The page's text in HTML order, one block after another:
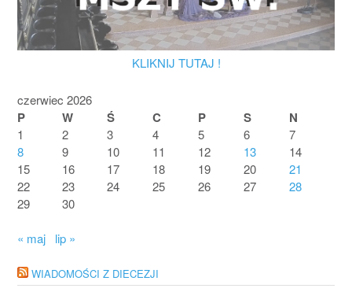
KLIKNIJ TUTAJ !
czerwiec 2026
P W Ś C P S N
1 2 3 4 5 6
7
8
9 10 11 12 13
14
15
16 17 18 19 20
21
22
23 24 25 26 27
28
29
30
« maj lip »
WIADOMOŚCI Z DIECEZJI